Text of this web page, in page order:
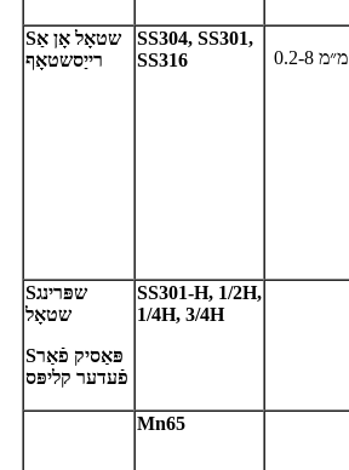
Sשטאָל אָן אַ
רייַסשטאָף
SS304, SS301,
SS316
0.2-8 מ״מ
Sשפּרינג
שטאָל
Sפּאַסיק פֿאַר
פֿעדער קליפּס
SS301-H, 1/2H,
1/4H, 3/4H
Mn65